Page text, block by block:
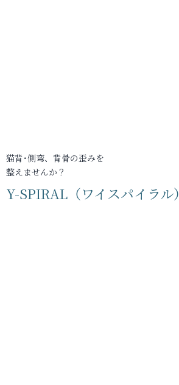
猫背･側弯、背骨の歪みを
整えませんか？
Y-SPIRAL（ワイスパイラル）